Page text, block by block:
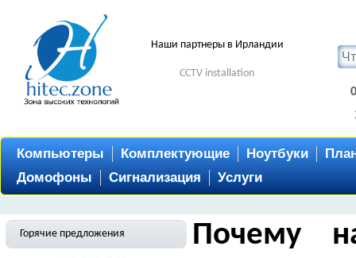
Наши партнеры в Ирландии
CCTV installation
Компьютеры Комплектующие Ноутбуки
Домофоны
Сигнализация Услуги
Горячие предложения
Почему